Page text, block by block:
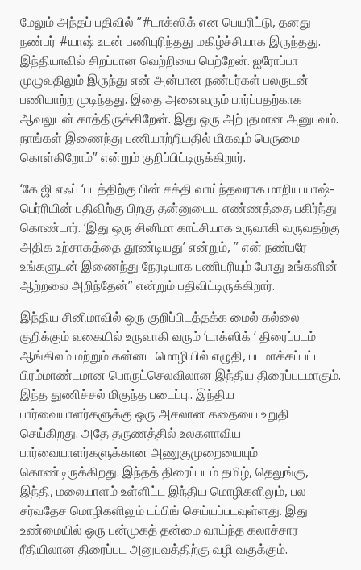
மேலும் அந்தப் பதிவில் ”#டாக்ஸிக் என பெயரிட்டு, தனது
நண்பர் #யாஷ் உடன் பணிபுரிந்தது மகிழ்ச்சியாக இருந்தது.
இந்தியாவில் சிறப்பான வெற்றியை பெற்றேன். ஐரோப்பா
முழுவதிலும் இருந்து என் அன்பான நண்பர்கள் பலருடன்
பணியாற்ற முடிந்தது. இதை அனைவரும் பார்ப்பதற்காக
ஆவலுடன் காத்திருக்கிறேன். இது ஒரு அற்புதமான அனுபவம்.
நாங்கள் இணைந்து பணியாற்றியதில் மிகவும் பெருமை
கொள்கிறோம்” என்றும் குறிப்பிட்டிருக்கிறார்.
‘கே ஜி எஃப் ‘படத்திற்கு பின் சக்தி வாய்ந்தவராக மாறிய யாஷ்-
பெர்ரியின் பதிவிற்கு பிறகு தன்னுடைய எண்ணத்தை பகிர்ந்து
கொண்டார். ‘இது ஒரு சினிமா காட்சியாக உருவாகி வருவதற்கு
அதிக உற்சாகத்தை தூண்டியது’ என்றும், ” என் நண்பரே
உங்களுடன் இணைந்து நேரடியாக பணிபுரியும் போது உங்களின்
ஆற்றலை அறிந்தேன்” என்றும் பதிவிட்டிருக்கிறார்.
இந்திய சினிமாவில் ஒரு குறிப்பிடத்தக்க மைல் கல்லை
குறிக்கும் வகையில் உருவாகி வரும் ‘டாக்ஸிக் ‘ திரைப்படம்
ஆங்கிலம் மற்றும் கன்னட மொழியில் எழுதி, படமாக்கப்பட்ட
பிரம்மாண்டமான பொருட்செலவிலான இந்திய திரைப்படமாகும்.
இந்த துணிச்சல் மிகுந்த படைப்பு.. இந்திய
பார்வையாளர்களுக்கு ஒரு அசலான கதையை உறுதி
செய்கிறது. அதே தருணத்தில் உலகளாவிய
பார்வையாளர்களுக்கான அணுகுமுறையையும்
கொண்டிருக்கிறது. இந்தத் திரைப்படம் தமிழ், தெலுங்கு,
இந்தி, மலையாளம் உள்ளிட்ட இந்திய மொழிகளிலும், பல
சர்வதேச மொழிகளிலும் டப்பிங் செய்யப்படவுள்ளது. இது
உண்மையில் ஒரு பன்முகத் தன்மை வாய்ந்த கலாச்சார
ரீதியிலான திரைப்பட அனுபவத்திற்கு வழி வகுக்கும்.